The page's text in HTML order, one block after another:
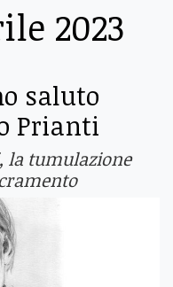
2023
saluto
Prianti
la tumulazione